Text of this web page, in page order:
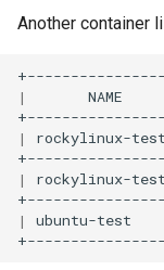
Another container
| NAME
| rockylinux-
| rockylinux-
| ubuntu-test